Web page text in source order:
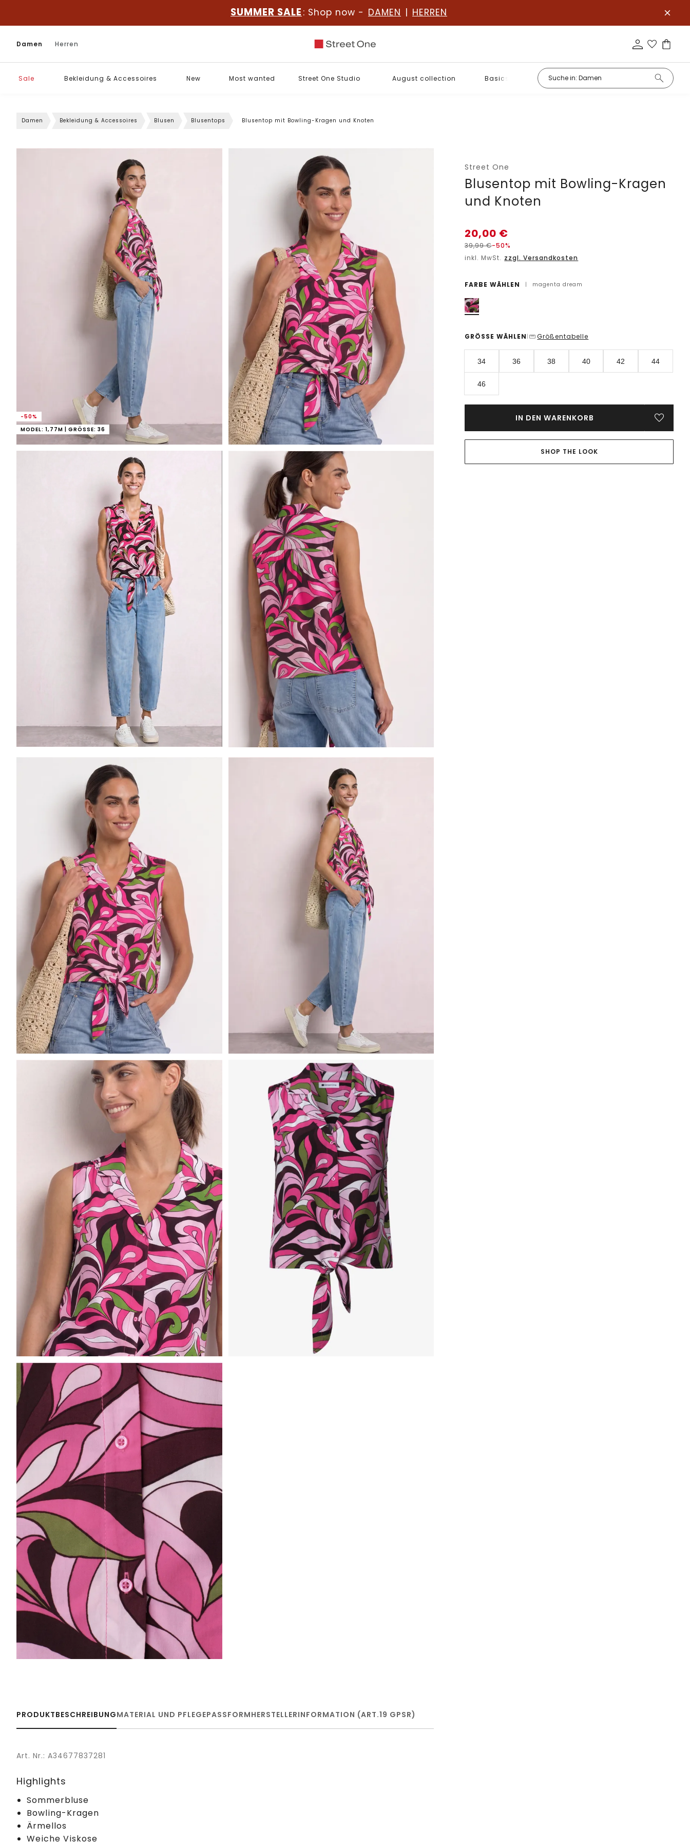
SUMMER SALE : Shop now - DAMEN | HERREN
Damen Herren
Sale Bekleidung & Accessoires New Most wanted Street One Studio August collection Basics
Damen Bekleidung & Accessoires Blusen Blusentops Blusentop mit Bowling-Kragen und Knoten
-50%
MODEL: 1,77M | GRÖSSE: 36
Street One
Blusentop mit Bowling-Kragen
und Knoten
20,00 €
39,99€-50%
inkl. MwSt. zzgl. Versandkosten
FARBE WÄHLEN | magenta dream
GRÖSSE WÄHLEN | Größentabelle
34 36 38 40 42 44
46
IN DEN WARENKORB
SHOP THE LOOK
PRODUKTBESCHREIBUNGMATERIAL UND PFLEGEPASSFORMHERSTELLERINFORMATION (ART.19 GPSR)
Art. Nr.: A34677837281
Highlights
Sommerbluse
Bowling-Kragen
Ärmellos
Weiche Viskose